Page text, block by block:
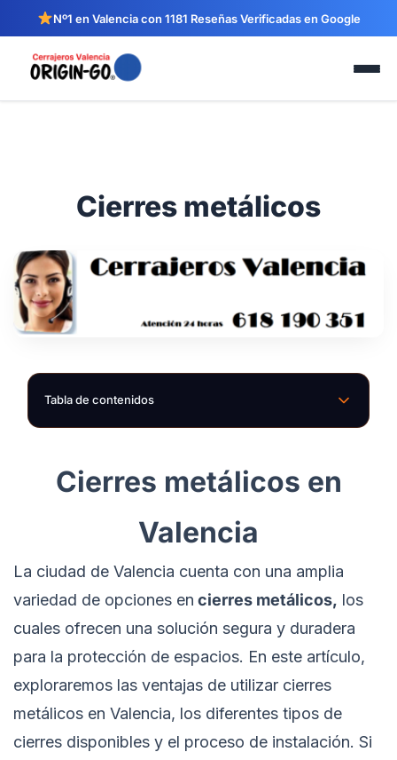
Nº1 en Valencia con 1181 Reseñas Verificadas en Google
Cierres metálicos
Tabla de contenidos
Cierres metálicos en
Valencia
La ciudad de Valencia cuenta con una amplia
variedad de opciones en cierres metálicos, los
cuales ofrecen una solución segura y duradera
para la protección de espacios. En este artículo,
exploraremos las ventajas de utilizar cierres
metálicos en Valencia, los diferentes tipos de
cierres disponibles y el proceso de instalación. Si